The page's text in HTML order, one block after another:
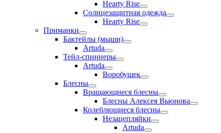
Hearty Rise
Солнцезащитная одежда
Hearty Rise
Приманки
Бактейлы (мыши)
Artuda
Тейл-спиннеры
Artuda
Воробушек
Блесны
Вращающиеся блесны
Блесны Алексея Вьюнова
Колеблющиеся блесны
Незацепляйки
Artuda